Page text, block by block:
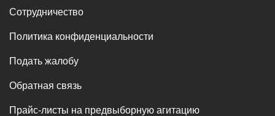
Сотрудничество
Политика конфиденциальности
Подать жалобу
Обратная связь
Прайс-листы на предвыборную агитацию